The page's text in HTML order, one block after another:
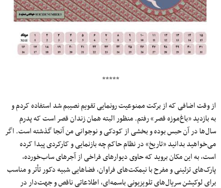
*****
از وقت اضافی که از برکت ممنوعیت رونمایی تقویم نصیبم شد استفاده کردم و
به بازدید «باغ‌موزه قصر» رفتم. منظور البته همان زندان قصر است که پدرم
سال‌ها در آن حبس بوده و بخشی از کودکی و نوجوانی من آنجا گذشته است. اگر
می‌خواهید بدانید «تاریخ» در نظام حاکم چه بازنمایی و کارکردی پیدا کرده
است، به این مکان بروید که حاوی دیوارهای فراخی از آجرهای ساب‌خورده،
پارک‌های تزئینی و مفرح با نیمکت‌های فراوان، فضاهایی شبیه دکور تأتر و مناسب
برای لوکیشن سریال‌های تلویزیونی باسمه‌ای، اطلاعاتی ناقص و جهت‌دار در